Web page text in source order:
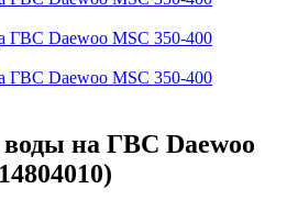
на ГВС Daewoo